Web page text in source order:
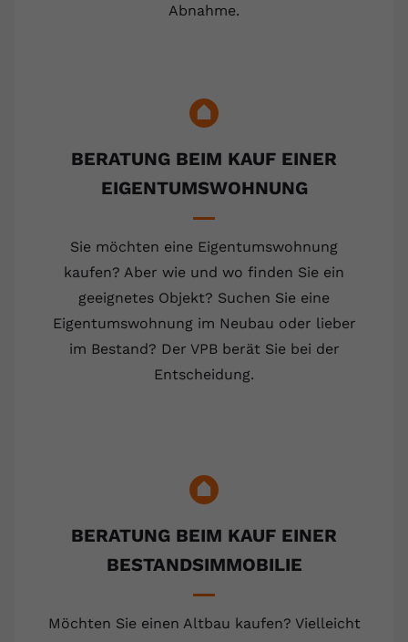
Abnahme.
BERATUNG BEIM KAUF EINER
EIGENTUMSWOHNUNG
Sie möchten eine Eigentumswohnung
kaufen? Aber wie und wo finden Sie ein
geeignetes Objekt? Suchen Sie eine
Eigentumswohnung im Neubau oder lieber
im Bestand? Der VPB berät Sie bei der
Entscheidung.
BERATUNG BEIM KAUF EINER
BESTANDSIMMOBILIE
Möchten Sie einen Altbau kaufen? Vielleicht